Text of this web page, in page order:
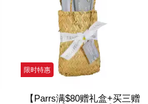
限时特惠
【Parrs满$80赠礼盒+买三赠